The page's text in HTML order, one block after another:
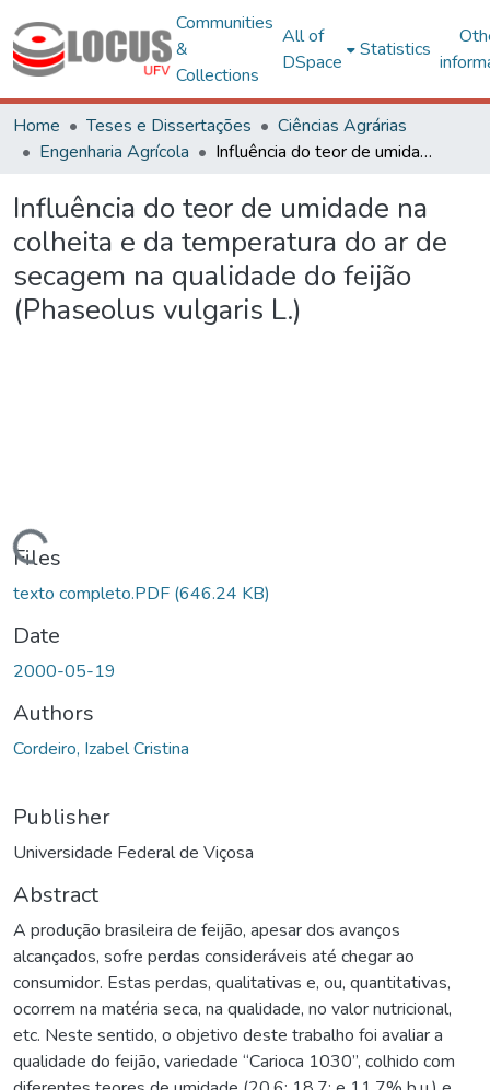
Communities
&
Collections
All of
DSpace
Statistics
Home Teses e Dissertações
Ciências Agrárias
Engenharia Agrícola
Influência do teor de umidade na colheita e da temperatura do ar de secagem na qualidade do feijão (Phaseolus vulgaris L.)
Influência do teor de umidade na
colheita e da temperatura do ar de
secagem na qualidade do feijão
(Phaseolus vulgaris L.)
Files
texto completo.PDF (646.24 KB)
Date
2000-05-19
Authors
Cordeiro, Izabel Cristina
Publisher
Universidade Federal de Viçosa
Abstract
A produção brasileira de feijão, apesar dos avanços
alcançados, sofre perdas consideráveis até chegar ao
consumidor. Estas perdas, qualitativas e, ou, quantitativas,
ocorrem na matéria seca, na qualidade, no valor nutricional,
etc. Neste sentido, o objetivo deste trabalho foi avaliar a
qualidade do feijão, variedade “Carioca 1030”, colhido com